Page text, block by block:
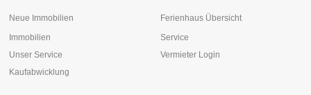
Neue Immobilien
Immobilien
Unser Service
Kaufabwicklung
Ferienhaus Übersicht
Service
Vermieter Login